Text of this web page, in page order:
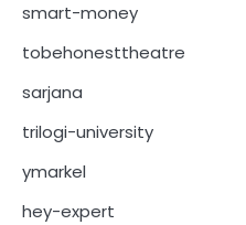
smart-money
tobehonesttheatre
sarjana
trilogi-university
ymarkel
hey-expert